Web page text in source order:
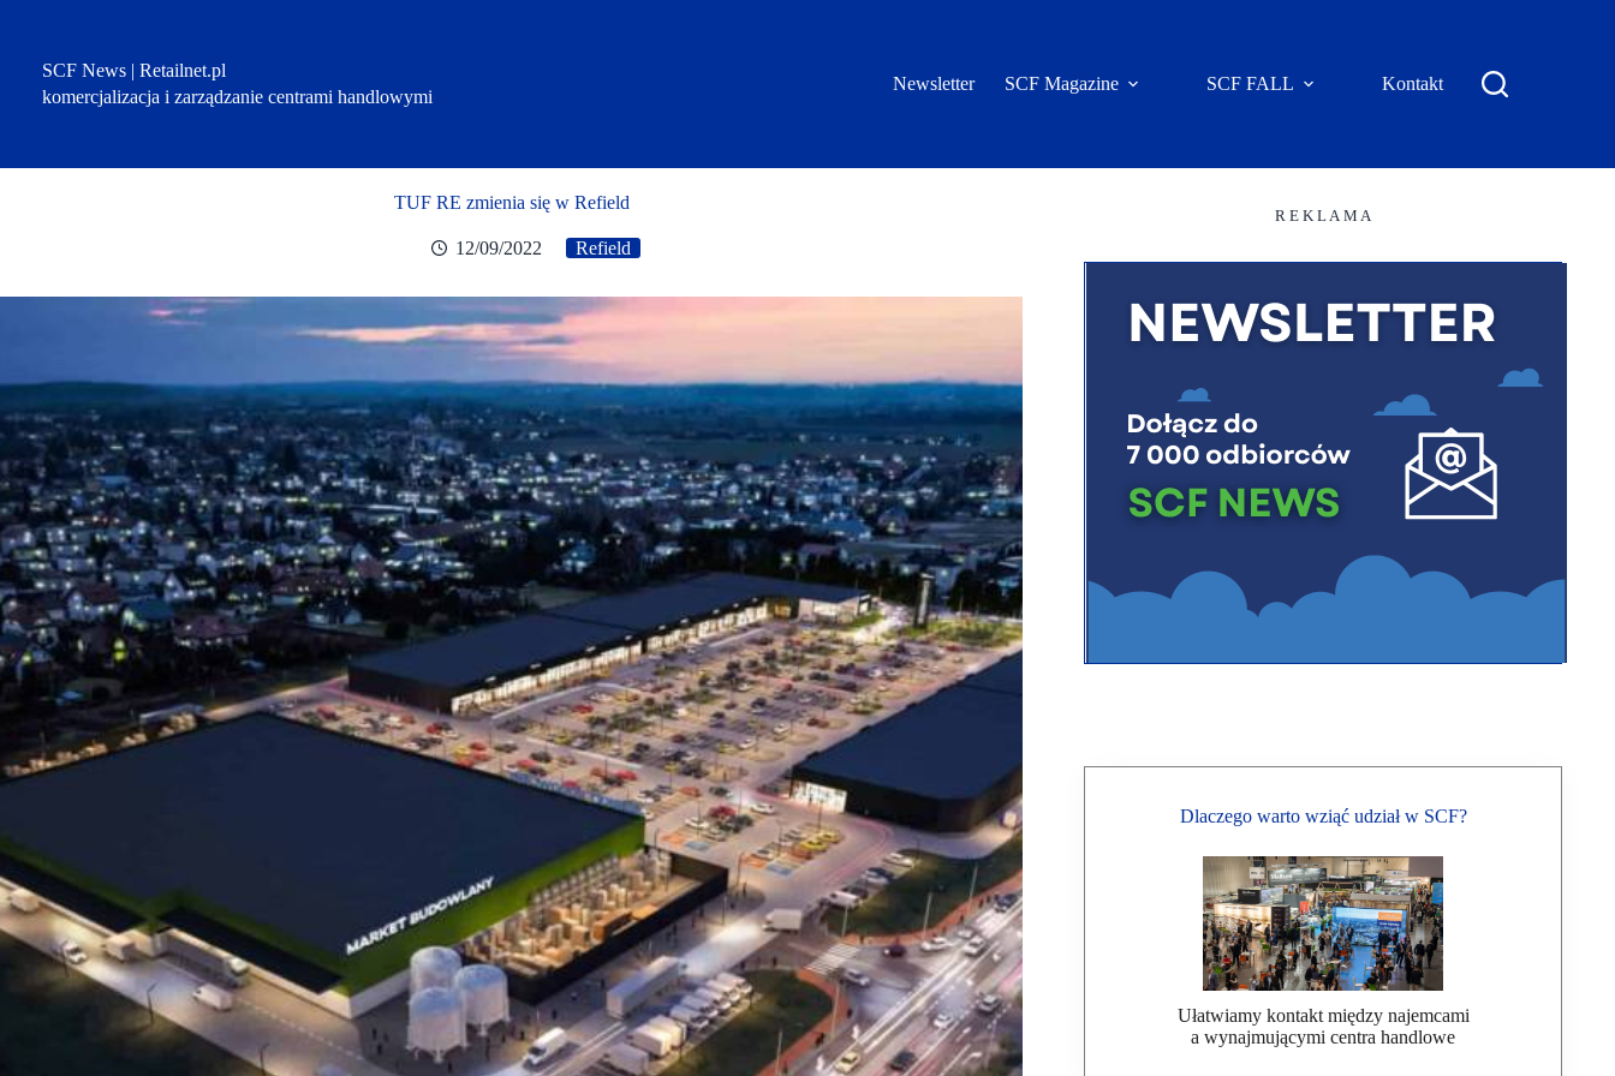
SCF News | Retailnet.pl
komercjalizacja i zarządzanie centrami handlowymi
Newsletter SCF Magazine SCF FALL Kontakt
TUF RE zmienia się w Refield
12/09/2022 Refield
R E K L A M A
Dlaczego warto wziąć udział w SCF?
Ułatwiamy kontakt między najemcami
a wynajmującymi centra handlowe